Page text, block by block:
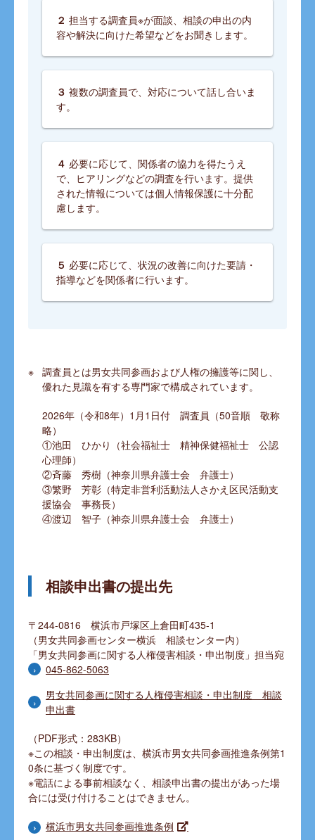
２ 担当する調査員※が面談、相談の申出の内
容や解決に向けた希望などをお聞きします。
３ 複数の調査員で、対応について話し合いま
す。
４ 必要に応じて、関係者の協力を得たうえ
で、ヒアリングなどの調査を行います。提供
された情報については個人情報保護に十分配
慮します。
５ 必要に応じて、状況の改善に向けた要請・
指導などを関係者に行います。
調査員とは男女共同参画および人権の擁護等に関し、
優れた見識を有する専門家で構成されています。
2026年（令和8年）1月1日付 調査員（50音順 敬称
略）
①池田 ひかり（社会福祉士 精神保健福祉士 公認
心理師）
②斉藤 秀樹（神奈川県弁護士会 弁護士）
③繁野 芳彰（特定非営利活動法人さかえ区民活動支
援協会 事務長）
④渡辺 智子（神奈川県弁護士会 弁護士）
相談申出書の提出先
〒244-0816 横浜市戸塚区上倉田町435-1
（男女共同参画センター横浜 相談センター内）
「男女共同参画に関する人権侵害相談・申出制度 」担当宛
045-862-5063
男女共同参画に関する人権侵害相談・申出制度 相談
申出書
（PDF形式：283KB）
※この相談・申出制度は、横浜市男女共同参画推進条例第1
0条に基づく制度です。
※電話による事前相談なく、相談申出書の提出があった場
合には受け付けることはできません。
横浜市男女共同参画推進条例